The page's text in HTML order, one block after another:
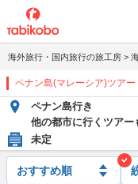
海外旅行・国内旅行の旅工房 >
ペナン島(マレーシア)ツアー
ペナン島行き
他の都市に行くツアー
未定